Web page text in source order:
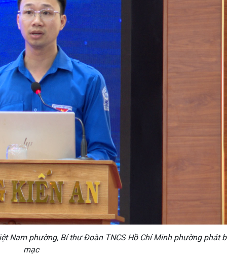
Nam phường, Bí thư Đoàn TNCS Hồ Chí Minh phường phát
mạc